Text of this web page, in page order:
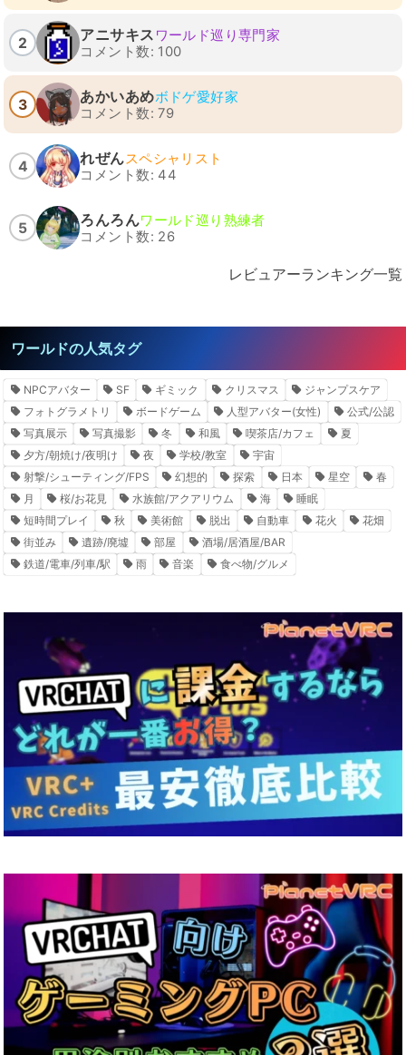
2 アニサキス ワールド巡り専門家
コメント数: 100
3 あかいあめボドゲ愛好家
コメント数: 79
4 れぜんスペシャリスト
コメント数: 44
5 ろんろんワールド巡り熟練者
コメント数: 26
レビュアーランキング一覧
ワールドの人気タグ
NPCアバター SF ギミック クリスマス
ジャンプスケア
フォトグラメトリ
ボードゲーム 人型アバター(女性)
公式/公認
写真展示
写真撮影 冬 和風 喫茶店/カフェ
夏
夕方/朝焼け/夜明け
夜 学校/教室
宇宙
射撃/シューティング/FPS
幻想的 探索 日本 星空
春
月
桜/お花見 水族館/アクアリウム 海
睡眠
短時間プレイ
秋 美術館 脱出 自動車 花火
花畑
街並み
遺跡/廃墟 部屋
酒場/居酒屋/BAR
鉄道/電車/列車/駅
雨 音楽 食べ物/グルメ